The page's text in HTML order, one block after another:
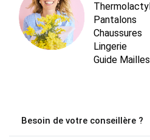
Thermolactyl
Pantalons
Chaussures
Lingerie
Guide Mailles
Besoin de votre conseillère ?